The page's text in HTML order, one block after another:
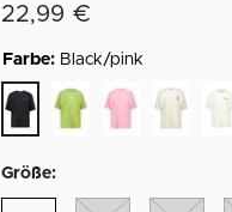
22,99 €
Farbe: Black/pink
Größe: